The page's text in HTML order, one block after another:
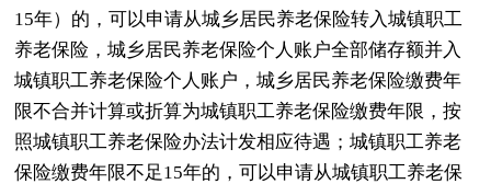
15年）的，可以申请从城乡居民养老保险转入城镇职工
养老保险，城乡居民养老保险个人账户全部储存额并入
城镇职工养老保险个人账户，城乡居民养老保险缴费年
限不合并计算或折算为城镇职工养老保险缴费年限，按
照城镇职工养老保险办法计发相应待遇；城镇职工养老
保险缴费年限不足15年的，可以申请从城镇职工养老保